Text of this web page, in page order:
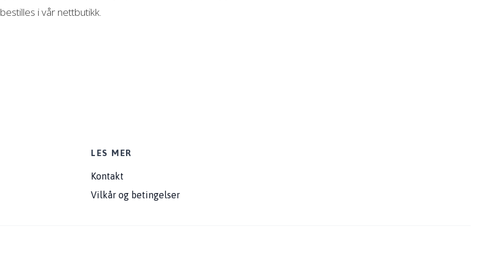
bestilles i vår nettbutikk.
LES MER
Kontakt
Vilkår og betingelser